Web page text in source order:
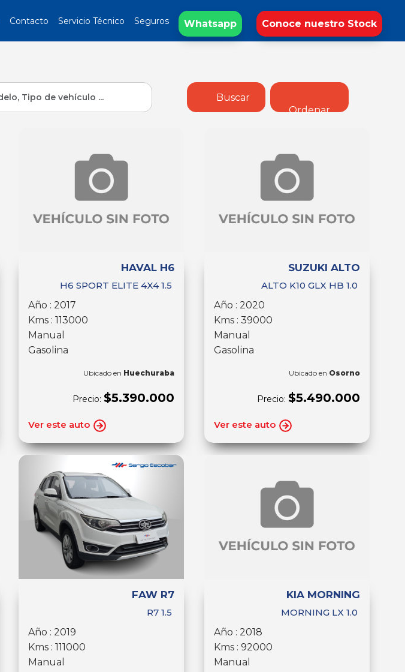
Contacto Servicio Técnico Seguros Whatsapp Conoce nuestro Stock
Buscar
Ordenar
HAVAL H6
H6 SPORT ELITE 4X4 1.5
Año : 2017
Kms : 113000
Manual
Gasolina
Ubicado en Huechuraba
Precio: $5.390.000
Ver este auto
SUZUKI ALTO
ALTO K10 GLX HB 1.0
Año : 2020
Kms : 39000
Manual
Gasolina
Ubicado en Osorno
Precio: $5.490.000
Ver este auto
FAW R7
R7 1.5
Año : 2019
Kms : 111000
Manual
KIA MORNING
MORNING LX 1.0
Año : 2018
Kms : 92000
Manual